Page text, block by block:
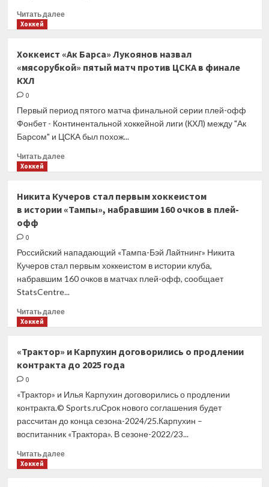
Читать далееПрочитать
тренер
«Ак
снятия
с игры
Вячеслава
Хоккей
Хоккеист «Ак Барса» Лукоянов назвал
«мясорубкой» пятый матч против ЦСКА в финале
КХЛ
0
Первый период пятого матча финальной серии плей-офф
Фонбет - Континентальной хоккейной лиги (КХЛ) между "Ак
Барсом" и ЦСКА был похож...
Читать далееПрочитать
«Ак
Барса»
пятый
матч
против
ЦСКА
КХЛ
Хоккей
Никита Кучеров стал первым хоккеистом
в истории «Тампы», набравшим 160 очков в плей-
офф
0
Российский нападающий «Тампа-Бэй Лайтнинг» Никита
Кучеров стал первым хоккеистом в истории клуба,
набравшим 160 очков в матчах плей-офф, сообщает
StatsCentre...
Читать далееПрочитать
Кучеров
стал
хоккеистом
в истории
«Тампы»,
набравшим
160
в плей-
Хоккей
«Трактор» и Карпухин договорились о продлении
контракта до 2025 года
0
«Трактор» и Илья Карпухин договорились о продлении
контракта.© Sports.ruСрок нового соглашения будет
рассчитан до конца сезона-2024/25.Карпухин –
воспитанник «Трактора». В сезоне-2022/23...
Читать далееПрочитать
Хоккей